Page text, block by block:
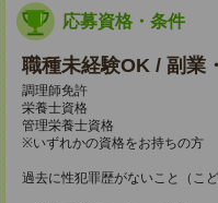
応募資格・条件
職種未経験OK / 副業
調理師免許
栄養士資格
管理栄養士資格
※いずれかの資格をお持ちの方
過去に性犯罪歴がないこと（こ